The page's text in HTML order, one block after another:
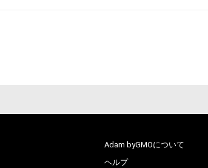
Adam byGMOについて
ヘルプ